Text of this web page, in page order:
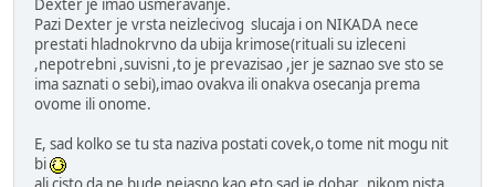
Dexter je imao usmeravanje.
Pazi Dexter je vrsta neizlecivog slucaja i on NIKADA nece
prestati hladnokrvno da ubija krimose(rituali su izleceni
,nepotrebni ,suvisni ,to je prevazisao ,jer je saznao sve sto se
ima saznati o sebi),imao ovakva ili onakva osecanja prema
ovome ili onome.
E, sad kolko se tu sta naziva postati covek,o tome nit mogu nit
bi